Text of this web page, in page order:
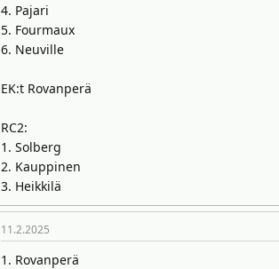
4. Pajari
5. Fourmaux
6. Neuville
EK:t Rovanperä
RC2:
1. Solberg
2. Kauppinen
3. Heikkilä
11.2.2025
1. Rovanperä